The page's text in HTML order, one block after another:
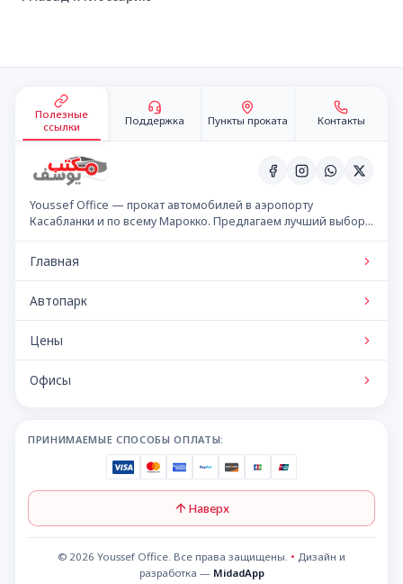
Полезные
ссылки
Поддержка Пункты проката Контакты
Youssef Office — прокат автомобилей в аэропорту
Касабланки и по всему Марокко. Предлагаем лучший выбор
Главная
Автопарк
Цены
Офисы
ПРИНИМАЕМЫЕ СПОСОБЫ ОПЛАТЫ:
Наверх
© 2026 Youssef Office. Все права защищены. • Дизайн и
разработка — MidadApp